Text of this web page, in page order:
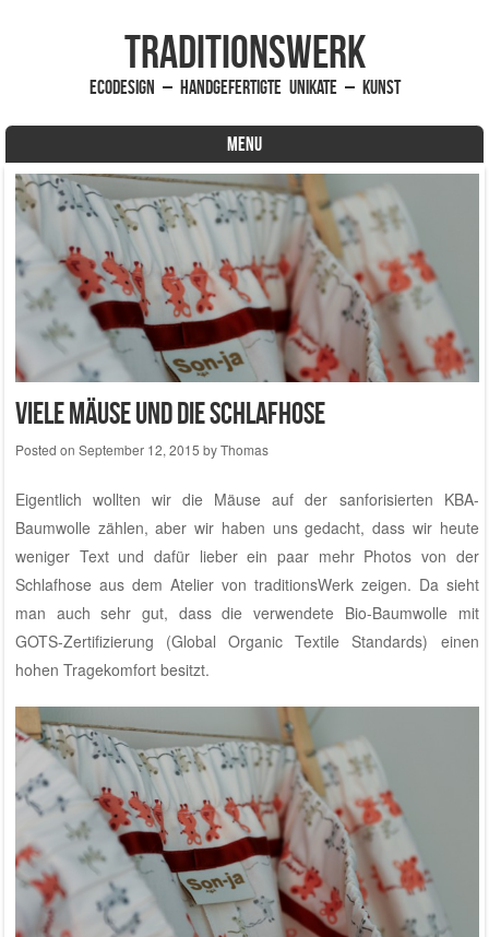
traditionsWerk
EcoDesign – handgefertigte Unikate – Kunst
MENU
Skip to content
Viele Mäuse und die Schlafhose
Posted on September 12, 2015 byThomas
Eigentlich wollten wir die Mäuse auf der sanforisierten KBA-
Baumwolle zählen, aber wir haben uns gedacht, dass wir heute
weniger Text und dafür lieber ein paar mehr Photos von der
Schlafhose aus dem Atelier von traditionsWerkzeigen. Da sieht
man auch sehr gut, dass die verwendete Bio-Baumwolle mit
GOTS-Zertifizierung (Global Organic Textile Standards) einen
hohen Tragekomfort besitzt.